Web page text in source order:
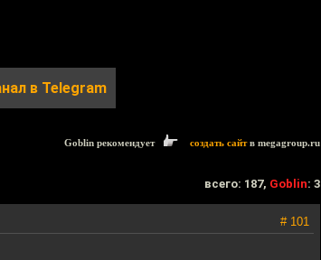
в Telegram
Goblin рекомендует создать сайтв megagroup.ru
всего: 187, Goblin: 3
# 101